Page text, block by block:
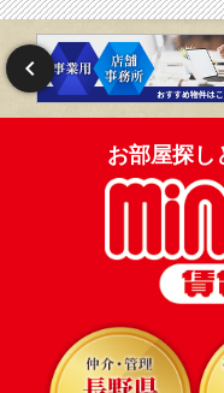
お部屋探し